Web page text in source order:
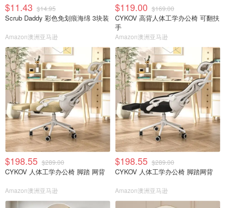
$11.43 $14.95
Scrub Daddy 彩色免划痕海绵 3块装
Amazon澳洲亚马逊
$119.00 $169.00
CYKOV 高背人体工学办公椅 可翻扶
手
Amazon澳洲亚马逊
$198.55 $289.00
CYKOV 人体工学办公椅 脚踏 网背
Amazon澳洲亚马逊
$198.55 $289.00
CYKOV 人体工学办公椅 脚踏网背
Amazon澳洲亚马逊